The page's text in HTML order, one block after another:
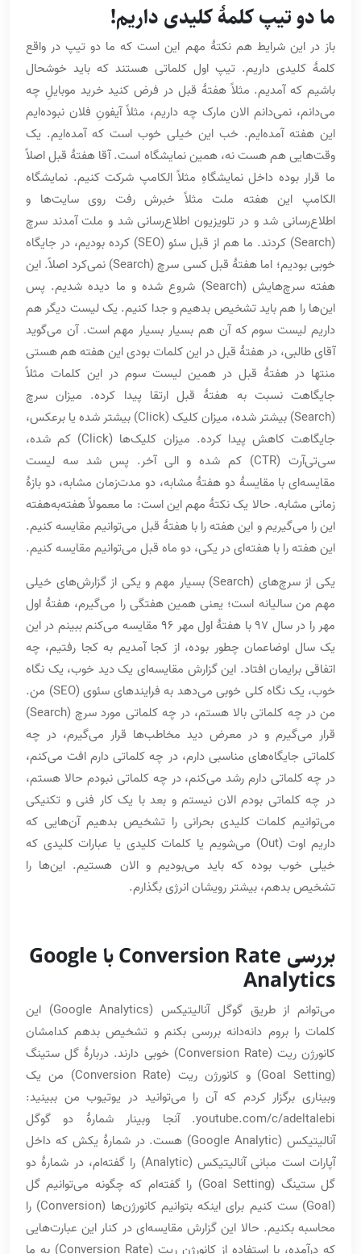
ما دو تیپ کلمۀ کلیدی داریم!
باز در این شرایط هم نکتۀ مهم این است که ما دو تیپ در واقع
کلمۀ کلیدی داریم. تیپ اول کلماتی هستند که باید خوشحال
باشیم که آمدیم. مثلاً هفتۀ قبل در فرض کنید خرید موبایلِ چه
می‌دانم، نمی‌دانم الان مارک چه داریم، مثلاً آیفونِ فلان نبوده‌ایم
این هفته آمده‌ایم. خب این خیلی خوب است که آمده‌ایم. یک
وقت‌هایی هم هست نه، همین نمایشگاه است. آقا هفتۀ قبل اصلاً
ما قرار بوده داخل نمایشگاهِ مثلاً الکامپ شرکت کنیم. نمایشگاه
الکامپ این هفته ملت مثلاً خبرش رفت روی سایت‌ها و
اطلاع‌رسانی شد و در تلویزیون اطلاع‌رسانی شد و ملت آمدند سرچ
(Search) کردند. ما هم از قبل سئو (SEO) کرده بودیم، در جایگاه
خوبی بودیم؛ اما هفتۀ قبل کسی سرچ (Search) نمی‌کرد اصلاً. این
هفته سرچ‌هایش (Search) شروع شده و ما دیده شدیم. پس
این‌ها را هم باید تشخیص بدهیم و جدا کنیم. یک لیست دیگر هم
داریم لیست سوم که آن هم بسیار بسیار مهم است. آن می‌گوید
آقای طالبی، در هفتۀ قبل در این کلمات بودی این هفته هم هستی
منتها در هفتۀ قبل در همین لیست سوم در این کلمات مثلاً
جایگاهت نسبت به هفتۀ قبل ارتقا پیدا کرده. میزان سرچ
(Search) بیشتر شده، میزان کلیک (Click) بیشتر شده یا برعکس،
جایگاهت کاهش پیدا کرده. میزان کلیک‌ها (Click) کم شده،
سی‌تی‌آرت (CTR) کم شده و الی آخر. پس شد سه لیست
مقایسه‌ای با مقایسۀ دو هفتۀ مشابه، دو مدت‌زمان مشابه، دو بازۀ
زمانی مشابه. حالا یک نکتۀ مهم این است: ما معمولاً هفته‌به‌هفته
این را می‌گیریم و این هفته را با هفتۀ قبل می‌توانیم مقایسه کنیم.
این هفته را با هفته‌ای در یکی، دو ماه قبل می‌توانیم مقایسه کنیم.
یکی از سرچ‌های (Search) بسیار مهم و یکی از گزارش‌های خیلی
مهم من سالیانه است؛ یعنی همین هفتگی را می‌گیرم، هفتۀ اول
مهر را در سال 97 با هفتۀ اول مهر 96 مقایسه می‌کنم ببینم در این
یک سال اوضاعمان چطور بوده، از کجا آمدیم به کجا رفتیم، چه
اتفاقی برایمان افتاد. این گزارش مقایسه‌ای یک دید خوب، یک نگاه
خوب، یک نگاه کلی خوبی می‌دهد به فرایندهای سئوی (SEO) من.
من در چه کلماتی بالا هستم، در چه کلماتی مورد سرچ (Search)
قرار می‌گیرم و در معرض دید مخاطب‌ها قرار می‌گیرم، در چه
کلماتی جایگاه‌های مناسبی دارم، در چه کلماتی دارم افت می‌کنم،
در چه کلماتی دارم رشد می‌کنم، در چه کلماتی نبودم حالا هستم،
در چه کلماتی بودم الان نیستم و بعد با یک کار فنی و تکنیکی
می‌توانیم کلمات کلیدی بحرانی را تشخیص بدهیم آن‌هایی که
داریم اوت (Out) می‌شویم یا کلمات کلیدی یا عبارات کلیدی که
خیلی خوب بوده که باید می‌بودیم و الان هستیم. این‌ها را
تشخیص بدهم، بیشتر رویشان انرژی بگذارم.
بررسی Conversion Rate با Google
Analytics
می‌توانم از طریق گوگل آنالیتیکس (Google Analytics) این
کلمات را بروم دانه‌دانه بررسی بکنم و تشخیص بدهم کدامشان
کانورژن ریت (Conversion Rate) خوبی دارند. دربارۀ گل ستینگ
(Goal Setting) و کانورژن ریت (Conversion Rate) من یک
وبیناری برگزار کردم که آن را می‌توانید در یوتیوب من ببینید:
youtube.com/c/adeltalebi. آنجا وبینار شمارۀ دو گوگل
آنالیتیکس (Google Analytic) هست. در شمارۀ یکش که داخل
آپارات است مبانی آنالیتیکس (Analytic) را گفته‌ام، در شمارۀ دو
گل ستینگ (Goal Setting) را گفته‌ام که چگونه می‌توانیم گل
(Goal) ست کنیم برای اینکه بتوانیم کانورژن‌ها (Conversion) را
محاسبه بکنیم. حالا این گزارش مقایسه‌ای در کنار این عبارت‌هایی
که درآمده، با استفاده از کانورژن ریت (Conversion Rate) به ما